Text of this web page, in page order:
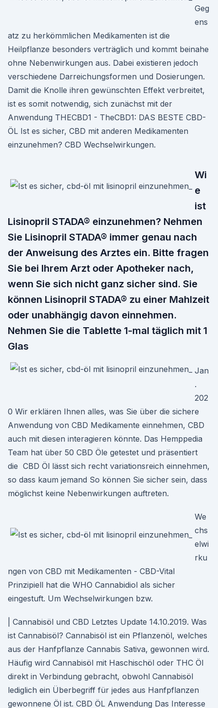
Geg
ens
atz zu herkömmlichen Medikamenten ist die
Heilpflanze besonders verträglich und kommt beinahe
ohne Nebenwirkungen aus. Dabei existieren jedoch
verschiedene Darreichungsformen und Dosierungen.
Damit die Knolle ihren gewünschten Effekt verbreitet,
ist es somit notwendig, sich zunächst mit der
Anwendung THECBD1 - TheCBD1: DAS BESTE CBD-
ÖL Ist es sicher, CBD mit anderen Medikamenten
einzunehmen? CBD Wechselwirkungen.
Wi
e
ist
Lisinopril STADA® einzunehmen? Nehmen
Sie Lisinopril STADA® immer genau nach
der Anweisung des Arztes ein. Bitte fragen
Sie bei Ihrem Arzt oder Apotheker nach,
wenn Sie sich nicht ganz sicher sind. Sie
können Lisinopril STADA® zu einer Mahlzeit
oder unabhängig davon einnehmen.
Nehmen Sie die Tablette 1-mal täglich mit 1
Glas
Jan
.
202
0 Wir erklären Ihnen alles, was Sie über die sichere
Anwendung von CBD Medikamente einnehmen, CBD
auch mit diesen interagieren könnte. Das Hemppedia
Team hat über 50 CBD Öle getestet und präsentiert
die CBD Öl lässt sich recht variationsreich einnehmen,
so dass kaum jemand So können Sie sicher sein, dass
möglichst keine Nebenwirkungen auftreten.
We
chs
elwi
rku
ngen von CBD mit Medikamenten - CBD-Vital
Prinzipiell hat die WHO Cannabidiol als sicher
eingestuft. Um Wechselwirkungen bzw.
| Cannabisöl und CBD Letztes Update 14.10.2019. Was
ist Cannabisöl? Cannabisöl ist ein Pflanzenöl, welches
aus der Hanfpflanze Cannabis Sativa, gewonnen wird.
Häufig wird Cannabisöl mit Haschischöl oder THC Öl
direkt in Verbindung gebracht, obwohl Cannabisöl
lediglich ein Überbegriff für jedes aus Hanfpflanzen
gewonnene Öl ist. CBD ÖL Anwendung Das Interesse